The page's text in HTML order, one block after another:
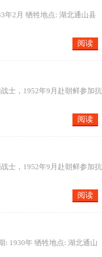
年2月 牺牲地点: 湖北通山县
阅读
士，1952年9月赴朝鲜参加抗
阅读
士，1952年9月赴朝鲜参加抗
阅读
: 1930年 牺牲地点: 湖北通山